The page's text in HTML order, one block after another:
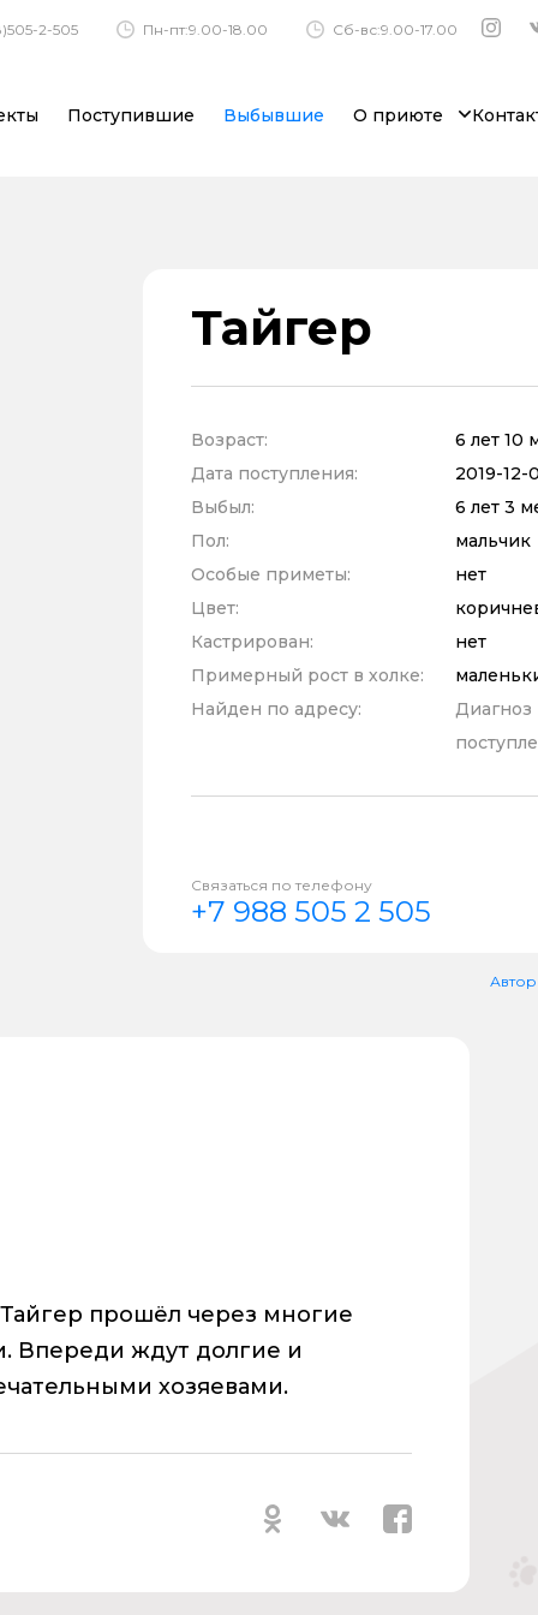
2-505 Пн-пт:9.00-18.00 Сб-вс:9.00-17.00
Поступившие Выбывшие О приюте
Тайгер
Возраст:
6 лет 10
Дата поступления:
2019-12-
Выбыл:
6 лет 3
Пол:
мальчик
Особые приметы:
нет
Цвет:
Кастрирован:
нет
Примерный рост в холке:
Найден по адресу:
Диагноз
Связаться по телефону
+7 988 505 2 505
прошёл через многие
Впереди ждут долгие и
хозяевами.